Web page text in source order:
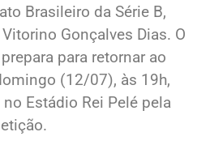
Brasileiro da Série B,
Gonçalves Dias. O
para retornar ao
(12/07), às 19h,
Estádio Rei Pelé pela